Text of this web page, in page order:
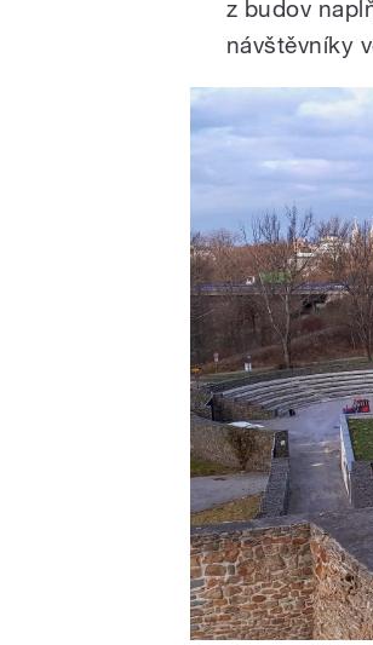
z budov
návštěvníky